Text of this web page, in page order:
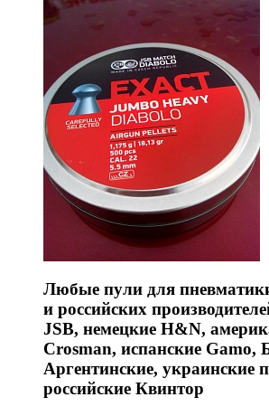
Любые пули для
и российских
JSB, немецкие H&N,
Crosman, испанские Gamo,
Аргентинские,
российские Квинтор